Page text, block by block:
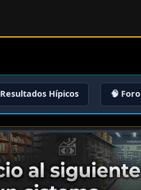
Resultados Hípicos 🧠 Foro